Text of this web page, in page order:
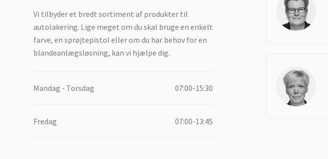
Vi tilbyder et bredt sortiment af produkter til
autolakering. Lige meget om du skal bruge en enkelt
farve, en sprøjtepistol eller om du har behov for en
blandeanlægsløsning, kan vi hjælpe dig.
Mandag - Torsdag 07:00-15:30
Fredag 07:00-13:45